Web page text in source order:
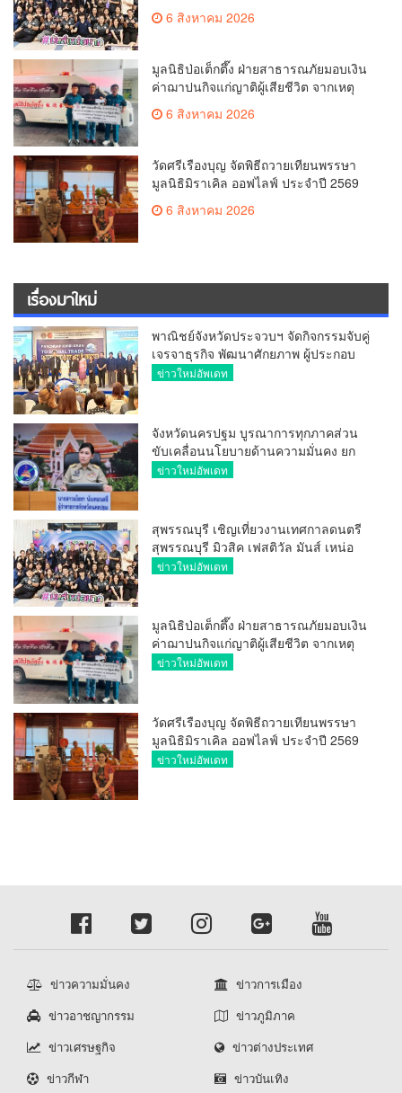
6 สิงหาคม 2026
มูลนิธิป่อเต็กตึ๊ง ฝ่ายสาธารณภัยมอบเงิน
ค่าฌาปนกิจแก่ญาติผู้เสียชีวิต จากเหตุ
20,000 บาท
6 สิงหาคม 2026
วัดศรีเรืองบุญ จัดพิธีถวายเทียนพรรษา
มูลนิธิมิราเคิล ออฟไลฟ์ ประจำปี 2569
พล.ต.ต.ศิริวัฒน์ ดีพอ ให้เกียรติเป็น
ประธาน
6 สิงหาคม 2026
เรื่องมาใหม่
พาณิชย์จังหวัดประจวบฯ จัดกิจกรรมจับคู่
เจรจาธุรกิจ พัฒนาศักยภาพ ผู้ประกอบ
การ ขยายช่องทางการค้า สู่การค้า
ข่าวใหม่อัพเดท
จังหวัดนครปฐม บูรณาการทุกภาคส่วน
ขับเคลื่อนนโยบายด้านความมั่นคง ยก
ระดับการป้องกันอาชญากรรมทาง
ข่าวใหม่อัพเดท
สุพรรณบุรี เชิญเที่ยวงานเทศกาลดนตรี
สุพรรณบุรี มิวสิค เฟสติวัล มันส์ เหน่อ
มาก
ข่าวใหม่อัพเดท
มูลนิธิป่อเต็กตึ๊ง ฝ่ายสาธารณภัยมอบเงิน
ค่าฌาปนกิจแก่ญาติผู้เสียชีวิต จากเหตุ
เพลิงไหม้ โรงเบียร์ ณ ลาดพร้าว จำนวน
ข่าวใหม่อัพเดท
วัดศรีเรืองบุญ จัดพิธีถวายเทียนพรรษา
มูลนิธิมิราเคิล ออฟไลฟ์ ประจำปี 2569
พล.ต.ต.ศิริวัฒน์ ดีพอ ให้เกียรติเป็น
ข่าวใหม่อัพเดท
ข่าวความมั่นคง
ข่าวการเมือง
ข่าวอาชญากรรม
ข่าวภูมิภาค
ข่าวเศรษฐกิจ
ข่าวต่างประเทศ
ข่าวกีฬา
ข่าวบันเทิง